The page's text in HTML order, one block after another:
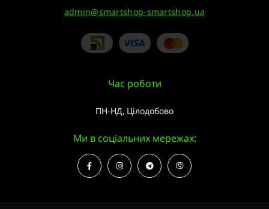
admin@smartshop-smartshop.ua
Час роботи
ПН-НД, Цілодобово
Ми в соціальних мережах: